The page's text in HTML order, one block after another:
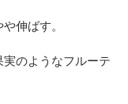
伸ばす。
のようなフルーテ